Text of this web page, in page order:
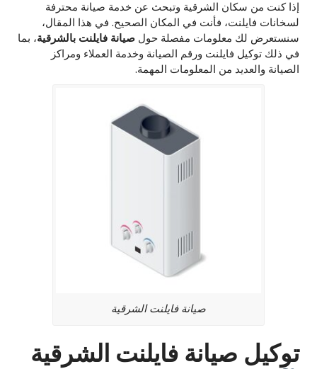
إذا كنت من سكان الشرقية وتبحث عن خدمة صيانة محترفة
لسخانات فايلنت، فأنت في المكان الصحيح. في هذا المقال،
سنستعرض لك معلومات مفصلة حول صيانة فايلنت بالشرقية، بما
في ذلك توكيل فايلنت ورقم الصيانة وخدمة العملاء ومراكز
الصيانة والعديد من المعلومات المهمة.
صيانة فايلنت الشرقية
توكيل صيانة فايلنت الشرقية